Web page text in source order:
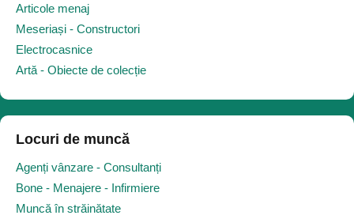
Articole menaj
Meseriași - Constructori
Electrocasnice
Artă - Obiecte de colecție
Locuri de muncă
Agenți vânzare - Consultanți
Bone - Menajere - Infirmiere
Muncă în străinătate